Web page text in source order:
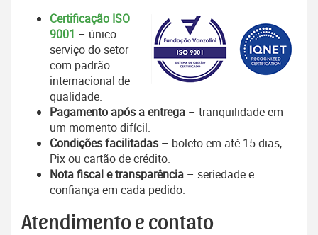
Certificação ISO
9001 – único
serviço do setor
com padrão
internacional de
qualidade.
Pagamento após a entrega – tranquilidade em
um momento difícil.
Condições facilitadas – boleto em até 15 dias,
Pix ou cartão de crédito.
Nota fiscal e transparência – seriedade e
confiança em cada pedido.
Atendimento e contato